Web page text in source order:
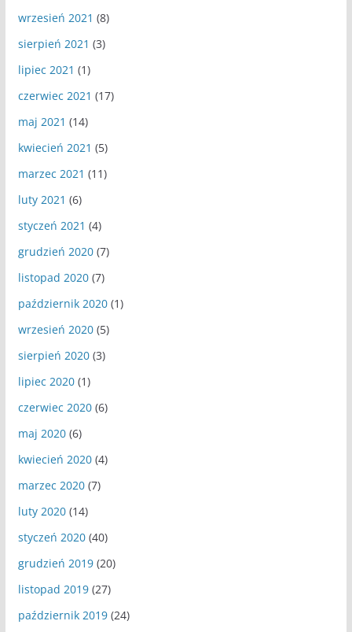
wrzesień 2021 (8)
sierpień 2021 (3)
lipiec 2021 (1)
czerwiec 2021 (17)
maj 2021 (14)
kwiecień 2021 (5)
marzec 2021 (11)
luty 2021 (6)
styczeń 2021 (4)
grudzień 2020(7)
listopad 2020(7)
październik 2020(1)
wrzesień 2020(5)
sierpień 2020(3)
lipiec 2020(1)
czerwiec 2020(6)
maj 2020(6)
kwiecień 2020(4)
marzec 2020(7)
luty 2020(14)
styczeń 2020(40)
grudzień 2019(20)
listopad 2019(27)
październik 2019(24)